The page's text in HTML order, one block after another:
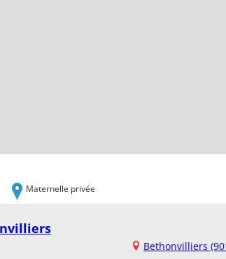
Maternelle privée
Bethonvilliers